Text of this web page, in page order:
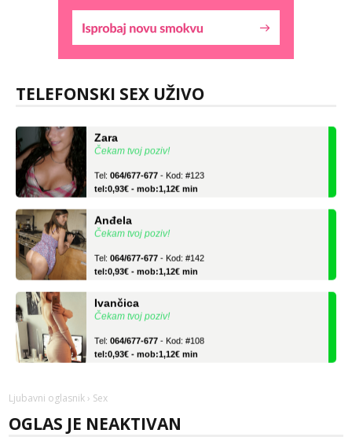
TELEFONSKI SEX UŽIVO
Ivančica
Čekam tvoj poziv!
tel:0,93€ - mob:1,12€ min
Čekam tvoj poziv!
tel:0,93€ - mob:1,12€ min
Čekam tvoj poziv!
tel:0,93€ - mob:1,12€ min
Čekam tvoj poziv!
tel:0,93€ - mob:1,12€ min
tel:0,93€ - mob:1,12€ min
Ljubavni oglasnik › Sex
OGLAS JE NEAKTIVAN